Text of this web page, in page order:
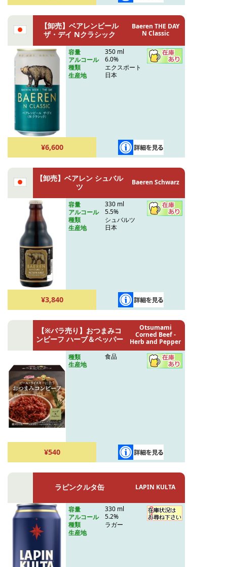
【卸売】ベアレンビール
ザ・デイ Nクラシック
Baeren THE DAY
N Classic
容量
350 ml
アルコール
6.0%
種類
エクスポート
生産地
日本
¥6,600
【卸売】ベアレン シュバル
ツ
Baeren Schwarz
容量
330 ml
アルコール
5.5%
種類
シュバルツ
生産地
日本
¥3,840
【※バラ売り】おつまみコ
ンビーフ ハーブ＆ペッパー
Otsumami
Corned Beef -
Herb and Pepper
種類
食品
生産地
¥540
ラピンクルタ缶 LAPIN KULTA
容量
330 ml
アルコール
5.2%
種類
ラガー
生産地